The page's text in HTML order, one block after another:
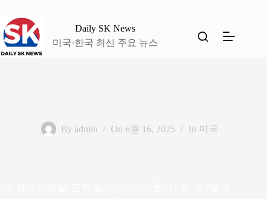
으
로
건
Daily SK News
미국·한국 최신 주요 뉴스
By admin On 6월 16, 2025 In 미국